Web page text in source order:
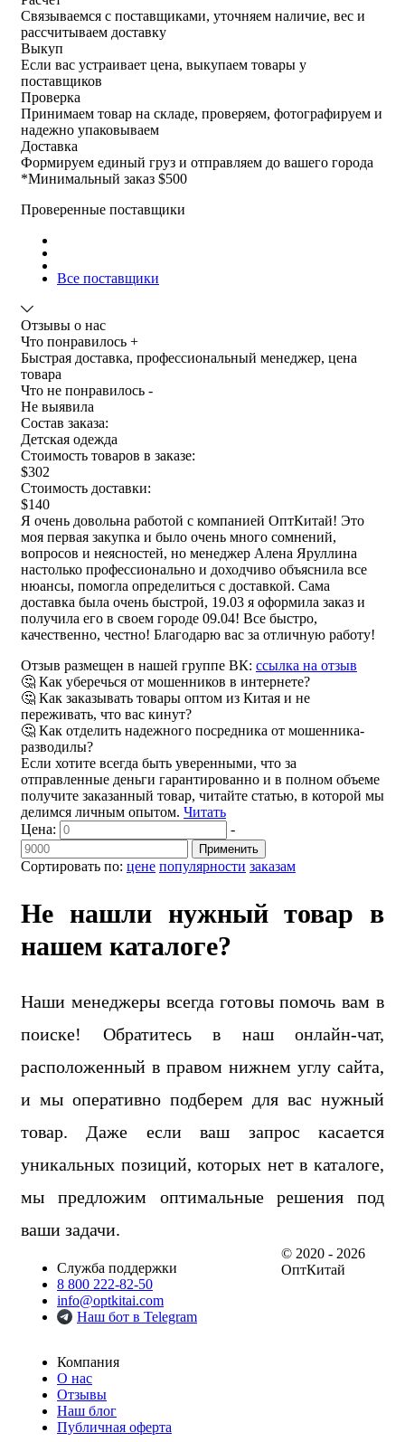
Связываемся с поставщиками, уточняем наличие, вес и
рассчитываем доставку
Выкуп
Если вас устраивает цена, выкупаем товары у
поставщиков
Проверка
Принимаем товар на складе, проверяем, фотографируем и
надежно упаковываем
Доставка
Формируем единый груз и отправляем до вашего города
*Минимальный заказ $500
Проверенные поставщики
Все поставщики
Отзывы о нас
Что понравилось +
Быстрая доставка, профессиональный менеджер, цена
товара
Что не понравилось -
Не выявила
Состав заказа:
Детская одежда
Стоимость товаров в заказе:
$302
Стоимость доставки:
$140
Я очень довольна работой с компанией ОптКитай! Это
моя первая закупка и было очень много сомнений,
вопросов и неясностей, но менеджер Алена Яруллина
настолько профессионально и доходчиво объяснила все
нюансы, помогла определиться с доставкой. Сама
доставка была очень быстрой, 19.03 я оформила заказ и
получила его в своем городе 09.04! Все быстро,
качественно, честно! Благодарю вас за отличную работу!
Отзыв размещен в нашей группе ВК: ссылка на отзыв
🤔 Как уберечься от мошенников в интернете?
🤔 Как заказывать товары оптом из Китая и не
переживать, что вас кинут?
🤔 Как отделить надежного посредника от мошенника-
разводилы?
Если хотите всегда быть уверенными, что за
отправленные деньги гарантированно и в полном объеме
получите заказанный товар, читайте статью, в которой мы
делимся личным опытом. Читать
Сортировать по: цене популярности заказам
Цена: -
Применить
Не нашли нужный товар в
нашем каталоге?
Наши менеджеры всегда готовы помочь вам в
поиске! Обратитесь в наш онлайн-чат,
расположенный в правом нижнем углу сайта,
и мы оперативно подберем для вас нужный
товар. Даже если ваш запрос касается
уникальных позиций, которых нет в каталоге,
мы предложим оптимальные решения под
ваши задачи.
Служба поддержки
8 800 222-82-50
info@optkitai.com
Наш бот в Telegram
Компания
О нас
Отзывы
Наш блог
Публичная оферта
© 2020 - 2026
ОптКитай